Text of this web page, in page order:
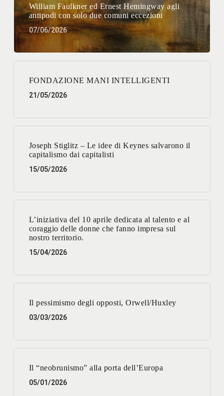
William Faulkner ed Ernest Hemingway agli
antipodi con solo due comuni eccezioni
07/06/2026
FONDAZIONE MANI INTELLIGENTI
21/05/2026
Joseph Stiglitz – Le idee di Keynes salvarono il
capitalismo dai capitalisti
15/05/2026
L’iniziativa del 10 aprile dedicata al talento e al
coraggio delle donne che fanno impresa sul
nostro territorio.
15/04/2026
Il pessimismo degli opposti, Orwell/Huxley
03/03/2026
Il “neobrunismo” alla porta dell’Europa
05/01/2026